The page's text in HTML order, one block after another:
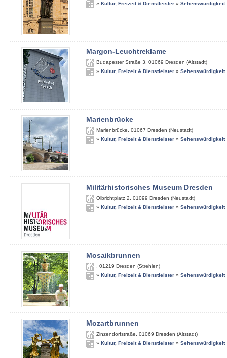
» Kultur, Freizeit & Dienstleister » Sehenswürdigkeit
Margon-Leuchtreklame
Budapester Straße 3 01069 Dresden (Altstadt)
» Kultur, Freizeit & Dienstleister » Sehenswürdigkeit
Marienbrücke
Marienbrücke 01067 Dresden (Neustadt)
» Kultur, Freizeit & Dienstleister » Sehenswürdigkeit
Militärhistorisches Museum Dresden
Olbrichtplatz 2 01099 Dresden (Neustadt)
» Kultur, Freizeit & Dienstleister » Sehenswürdigkeit
Mosaikbrunnen
01219 Dresden (Strehlen)
» Kultur, Freizeit & Dienstleister » Sehenswürdigkeit
Mozartbrunnen
Zinzendorfstraße 01069 Dresden (Altstadt)
» Kultur, Freizeit & Dienstleister » Sehenswürdigkeit